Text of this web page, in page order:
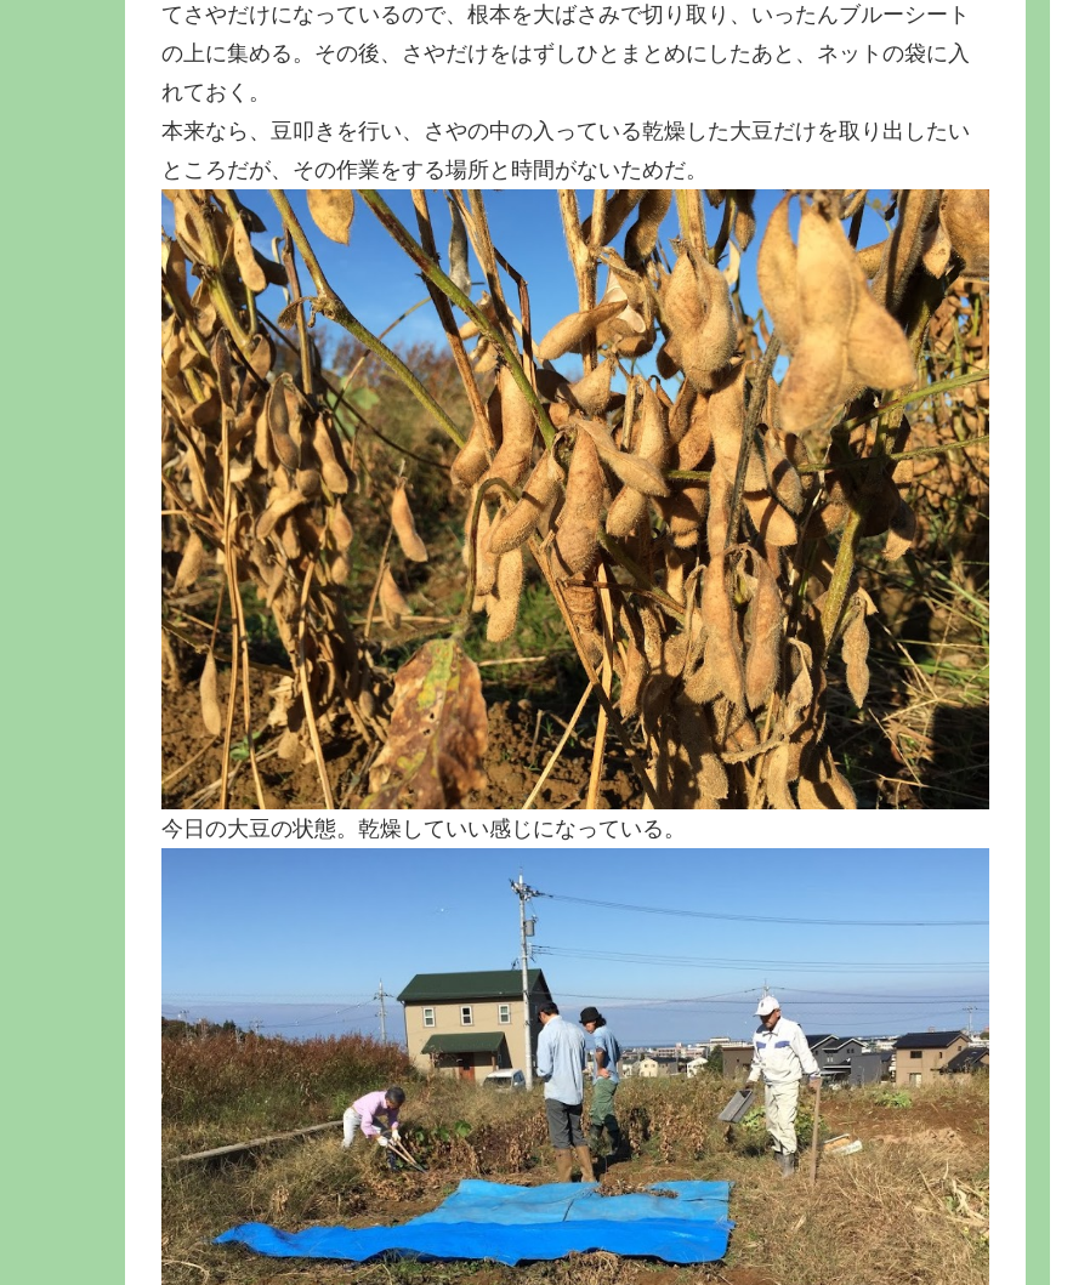
てさやだけになっているので、根本を大ばさみで切り取り、いったんブルーシート
の上に集める。その後、さやだけをはずしひとまとめにしたあと、ネットの袋に入
れておく。
本来なら、豆叩きを行い、さやの中の入っている乾燥した大豆だけを取り出したい
ところだが、その作業をする場所と時間がないためだ。
今日の大豆の状態。乾燥していい感じになっている。